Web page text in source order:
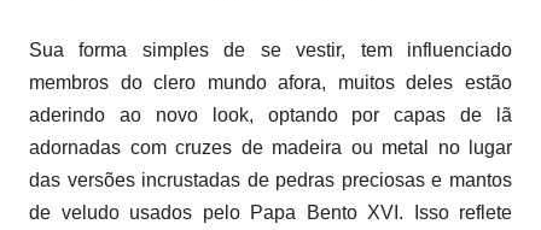
Sua forma simples de se vestir, tem influenciado
membros do clero mundo afora, muitos deles estão
aderindo ao novo look, optando por capas de lã
adornadas com cruzes de madeira ou metal no lugar
das versões incrustadas de pedras preciosas e mantos
de veludo usados pelo Papa Bento XVI. Isso reflete